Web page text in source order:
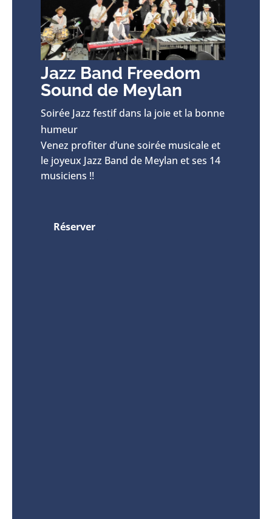
Jazz Band Freedom
Sound de Meylan
Soirée Jazz festif dans la joie et la bonne
humeur
Venez profiter d’une soirée musicale et
le joyeux Jazz Band de Meylan et ses 14
musiciens !!
Réserver